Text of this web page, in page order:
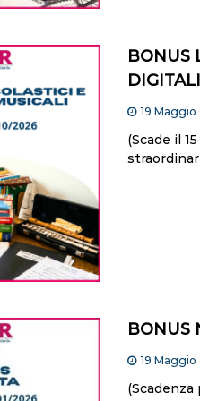
BONUS
19 Maggio
(Scade il
BONUS
19 Maggio